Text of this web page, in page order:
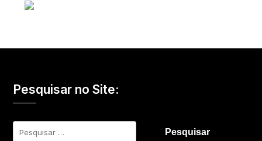
Pesquisar no Site:
Pesquisar